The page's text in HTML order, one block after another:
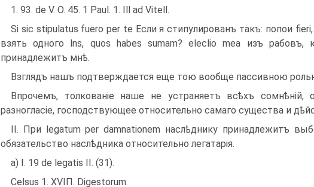
1. 93. de V. О. 45. 1 Paul. 1. Ill ad Vitell.
Si sic stipulatus fuero per te Если я стипулированъ такъ: по­пои
взять одного lns, quos habes sumam? eleclio mea изъ
принадлежитъ мнѣ.
Взглядъ нашъ подтверждается еще тою вообще пассивною
Впрочемъ, толкованіе наше не устраняетъ всѣхъ
разногласіе, господствующее относи­тельно самаго существа и
II. При legatum per damnationem наслѣднику принадлежитъ
обязательство наслѣдника относительно легатарія.
а) I. 19 de legatis II. (31).
Celsus 1. ХѴІП. Digestorum.